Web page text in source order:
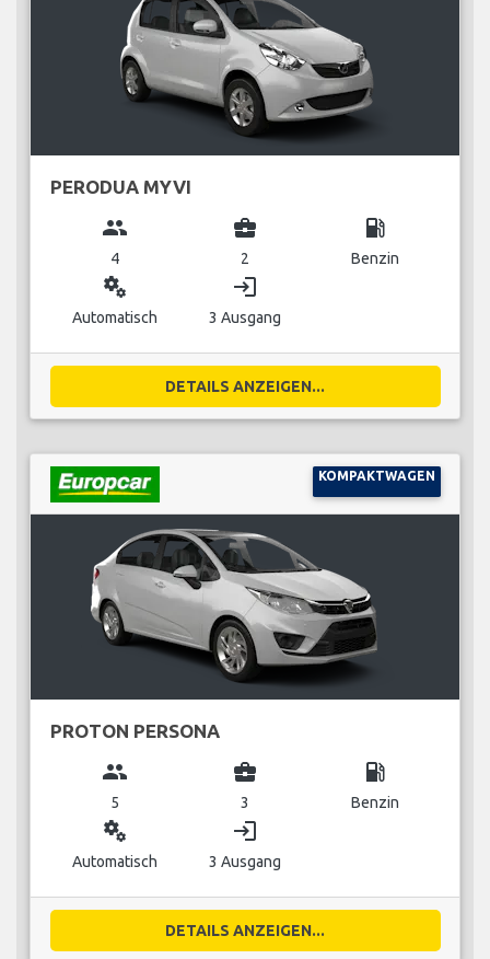
PERODUA MYVI
group
4
business_center
2
local_gas_station
Benzin
miscellaneous_services
Automatisch
login
3 Ausgang
DETAILS ANZEIGEN...
KOMPAKTWAGEN
PROTON PERSONA
group
5
business_center
3
local_gas_station
Benzin
miscellaneous_services
Automatisch
login
3 Ausgang
DETAILS ANZEIGEN...